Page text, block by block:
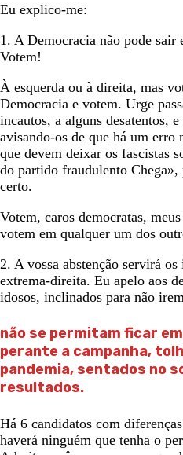
Eu explico-me:
1. A Democracia não pode sair
Votem!
À esquerda ou à direita, mas
Democracia e votem. Urge
incautos, a alguns desatentos,
avisando-os de que há um erro
que devem deixar os fascistas
do partido fraudulento Chega»,
certo.
Votem, caros democratas,
votem em qualquer um dos
2. A vossa abstenção servirá
extrema-direita. Eu apelo aos
idosos, inclinados para não
não se permitam ficar
perante a campanha,
pandemia, sentados no
resultados.
Há 6 candidatos com
haverá ninguém que tenha o